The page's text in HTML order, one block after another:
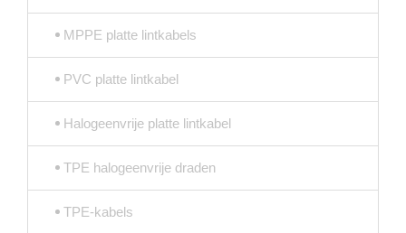
MPPE platte lintkabels
PVC platte lintkabel
Halogeenvrije platte lintkabel
TPE halogeenvrije draden
TPE-kabels